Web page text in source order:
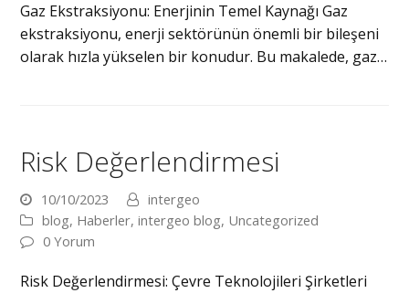
Gaz Ekstraksiyonu: Enerjinin Temel Kaynağı Gaz
ekstraksiyonu, enerji sektörünün önemli bir bileşeni
olarak hızla yükselen bir konudur. Bu makalede, gaz…
Risk Değerlendirmesi
10/10/2023
intergeo
blog, Haberler,intergeo blog, Uncategorized
0 Yorum
Risk Değerlendirmesi: Çevre Teknolojileri Şirketleri